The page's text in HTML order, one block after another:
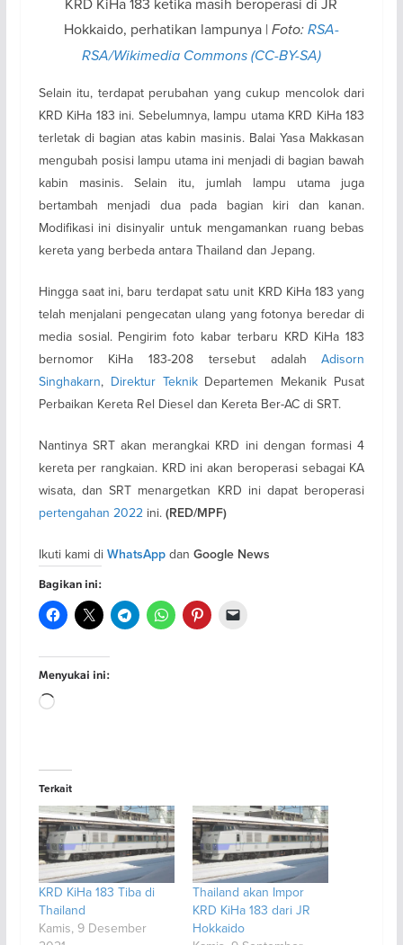
Hokkaido, perhatikan lampunya | Foto:RSA-
RSA/Wikimedia Commons (CC-BY-SA)
Selain itu, terdapat perubahan yang cukup mencolok dari
KRD KiHa 183 ini. Sebelumnya, lampu utama KRD KiHa 183
terletak di bagian atas kabin masinis. Balai Yasa Makkasan
mengubah posisi lampu utama ini menjadi di bagian bawah
kabin masinis. Selain itu, jumlah lampu utama juga
bertambah menjadi dua pada bagian kiri dan kanan.
Modifikasi ini disinyalir untuk mengamankan ruang bebas
kereta yang berbeda antara Thailand dan Jepang.
Hingga saat ini, baru terdapat satu unit KRD KiHa 183 yang
telah menjalani pengecatan ulang yang fotonya beredar di
media sosial. Pengirim foto kabar terbaru KRD KiHa 183
bernomor KiHa 183-208 tersebut adalahAdisorn
Singhakarn, Direktur TeknikDepartemen Mekanik Pusat
Perbaikan Kereta Rel Diesel dan Kereta Ber-AC di SRT.
Nantinya SRT akan merangkai KRD ini dengan formasi 4
kereta per rangkaian. KRD ini akan beroperasi sebagai KA
wisata, dan SRT menargetkan KRD ini dapat beroperasi
pertengahan 2022ini. (RED/MPF)
Ikuti kami di WhatsAppdan Google News
Bagikan ini:
Menyukai ini:
Memuat...
Terkait
KRD KiHa 183 Tiba di
Thailand
Kamis, 9 Desember
Thailand akan Impor
KRD KiHa 183 dari JR
Hokkaido